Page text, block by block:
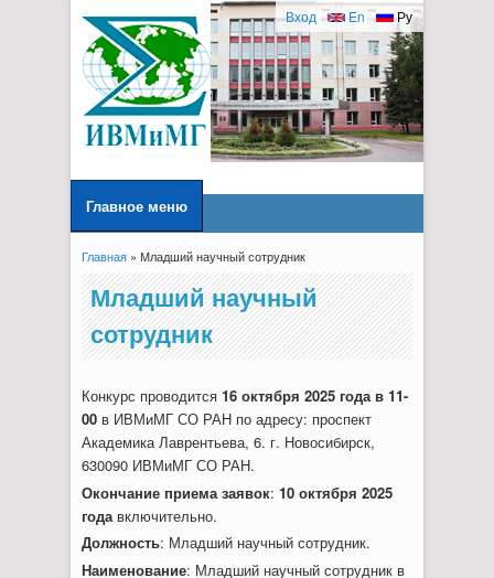
Ру
En
Вход
Главное меню
Вы здесь
Главная» Младший научный сотрудник
Младший научный
сотрудник
Конкурс проводится 16 октября 2025 года в 11-
00в ИВМиМГ СО РАН по адресу: проспект
Академика Лаврентьева, 6. г. Новосибирск,
630090 ИВМиМГ СО РАН.
Окончание приема заявок: 10 октября 2025
года включительно.
Должность: Младший научный сотрудник.
Наименование: Младший научный сотрудник в